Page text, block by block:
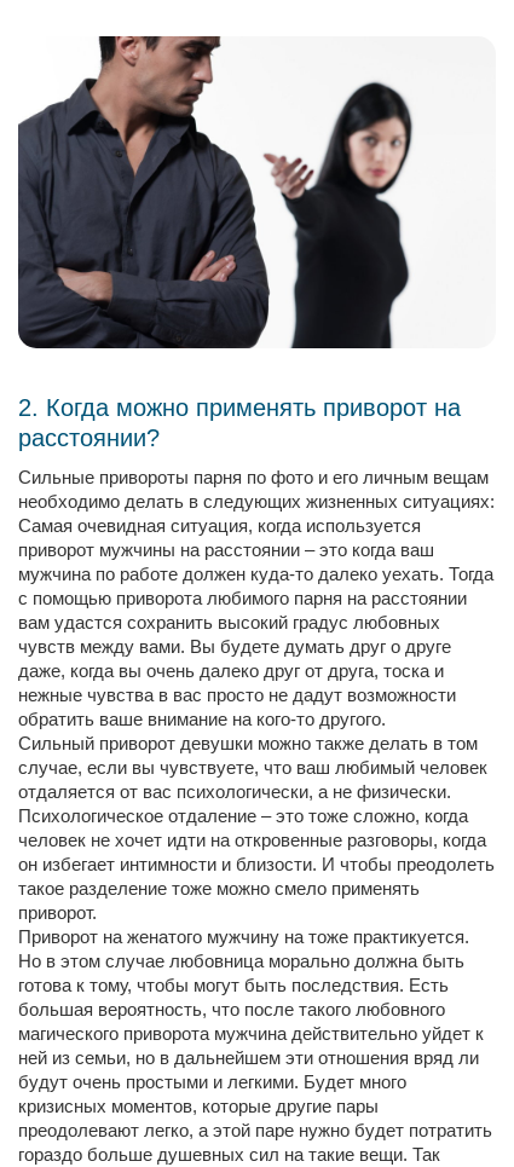
2. Когда можно применять приворот на
расстоянии?
Сильные привороты парня по фото и его личным вещам
необходимо делать в следующих жизненных ситуациях:
Самая очевидная ситуация, когда используется
приворот мужчины на расстоянии – это когда ваш
мужчина по работе должен куда-то далеко уехать. Тогда
с помощью приворота любимого парня на расстоянии
вам удастся сохранить высокий градус любовных
чувств между вами. Вы будете думать друг о друге
даже, когда вы очень далеко друг от друга, тоска и
нежные чувства в вас просто не дадут возможности
обратить ваше внимание на кого-то другого.
Сильный приворот девушки можно также делать в том
случае, если вы чувствуете, что ваш любимый человек
отдаляется от вас психологически, а не физически.
Психологическое отдаление – это тоже сложно, когда
человек не хочет идти на откровенные разговоры, когда
он избегает интимности и близости. И чтобы преодолеть
такое разделение тоже можно смело применять
приворот.
Приворот на женатого мужчину на тоже практикуется.
Но в этом случае любовница морально должна быть
готова к тому, чтобы могут быть последствия. Есть
большая вероятность, что после такого любовного
магического приворота мужчина действительно уйдет к
ней из семьи, но в дальнейшем эти отношения вряд ли
будут очень простыми и легкими. Будет много
кризисных моментов, которые другие пары
преодолевают легко, а этой паре нужно будет потратить
гораздо больше душевных сил на такие вещи. Так